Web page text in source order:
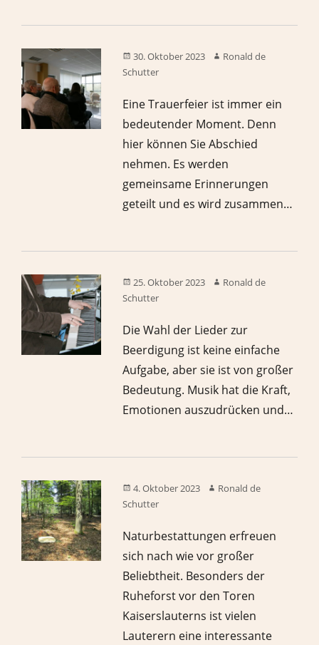
30. Oktober 2023
Ronald de
Schutter
Eine Trauerfeier ist immer ein
bedeutender Moment. Denn
hier können Sie Abschied
nehmen. Es werden
gemeinsame Erinnerungen
geteilt und es wird zusammen…
25. Oktober 2023
Ronald de
Schutter
Die Wahl der Lieder zur
Beerdigung ist keine einfache
Aufgabe, aber sie ist von großer
Bedeutung. Musik hat die Kraft,
Emotionen auszudrücken und…
4. Oktober 2023
Ronald de
Schutter
Naturbestattungen erfreuen
sich nach wie vor großer
Beliebtheit. Besonders der
Ruheforst vor den Toren
Kaiserslauterns ist vielen
Lauterern eine interessante